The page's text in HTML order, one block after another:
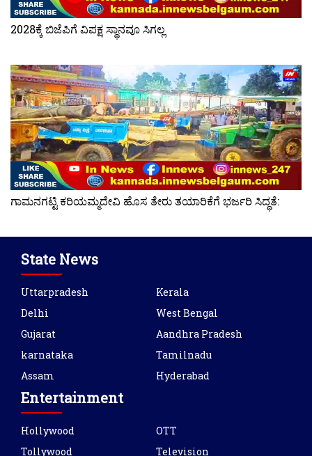
2028ಕ್ಕೆ ಬಿಜೆಪಿಗೆ ವಿಪಕ್ಷ ಸ್ಥಾನವೂ ಸಿಗಲ್ಲ
ಗಾಮನಗಟ್ಟಿ ಕರಿಯಮ್ಮದೇವಿ ಹೊಸ ತೇರು ತಯಾರಿಕೆಗೆ ಭರ್ಜರಿ ಸಿದ್ಧತೆ:
State News
Uttarpradesh
Delhi
Gujarat
karnataka
Assam
Kerala
West Bengal
Aandhra Pradesh
Tamilnadu
Hyderabad
Entertainment
Hollywood
Tollywood
OTT
Television